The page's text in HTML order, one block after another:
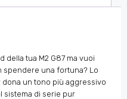
della tua M2 G87 ma vuoi
spendere una fortuna? Lo
dona un tono più aggressivo
sistema di serie pur